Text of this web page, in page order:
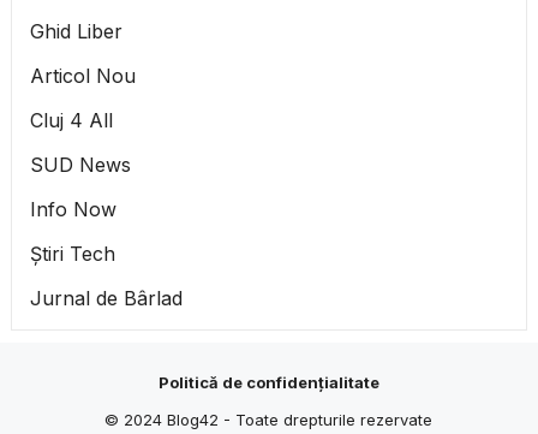
Ghid Liber
Articol Nou
Cluj 4 All
SUD News
Info Now
Știri Tech
Jurnal de Bârlad
Politică de confidențialitate
© 2024Blog42 - Toate drepturile rezervate